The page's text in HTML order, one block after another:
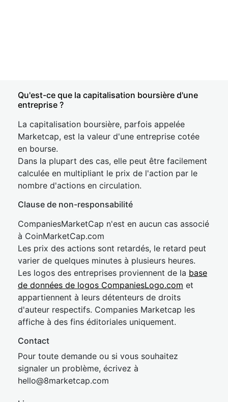
Qu'est-ce que la capitalisation boursière d'une
entreprise ?
La capitalisation boursière, parfois appelée
Marketcap, est la valeur d'une entreprise cotée
en bourse.
Dans la plupart des cas, elle peut être facilement
calculée en multipliant le prix de l'action par le
nombre d'actions en circulation.
Clause de non-responsabilité
CompaniesMarketCap n'est en aucun cas associé
à CoinMarketCap.com
Les prix des actions sont retardés, le retard peut
varier de quelques minutes à plusieurs heures.
Les logos des entreprises proviennent de la base
de données de logos CompaniesLogo.com et
appartiennent à leurs détenteurs de droits
d'auteur respectifs. Companies Marketcap les
affiche à des fins éditoriales uniquement.
Contact
Pour toute demande ou si vous souhaitez
signaler un problème, écrivez à
hello@8marketcap.com